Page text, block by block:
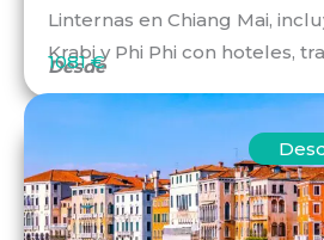
Linternas en Chiang Mai,
Krabi y Phi Phi con hoteles,
Desde
1081 €